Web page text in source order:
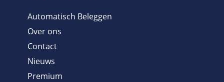
Automatisch Beleggen
Over ons
Contact
Nieuws
Premium